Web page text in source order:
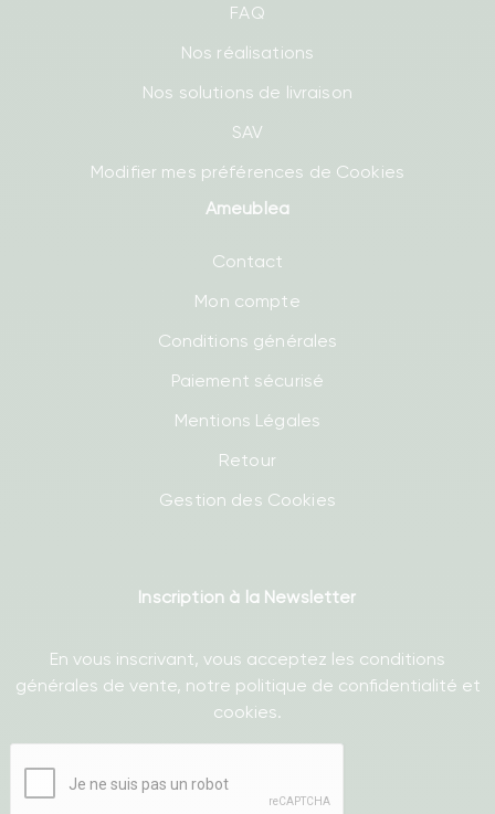
FAQ
Nos réalisations
Nos solutions de livraison
SAV
Modifier mes préférences de Cookies
Ameublea
Contact
Mon compte
Conditions générales
Paiement sécurisé
Mentions Légales
Retour
Gestion des Cookies
Inscription à la Newsletter
En vous inscrivant, vous acceptez les conditions
générales de vente, notre politique de confidentialité et
cookies.